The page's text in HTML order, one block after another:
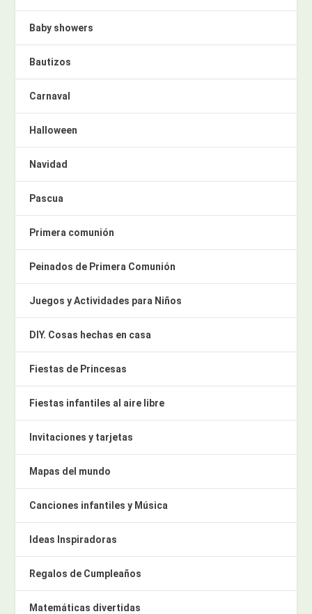
Baby showers
Bautizos
Carnaval
Halloween
Navidad
Pascua
Primera comunión
Peinados de Primera Comunión
Juegos y Actividades para Niños
DIY. Cosas hechas en casa
Fiestas de Princesas
Fiestas infantiles al aire libre
Invitaciones y tarjetas
Mapas del mundo
Canciones infantiles y Música
Ideas Inspiradoras
Regalos de Cumpleaños
Matemáticas divertidas